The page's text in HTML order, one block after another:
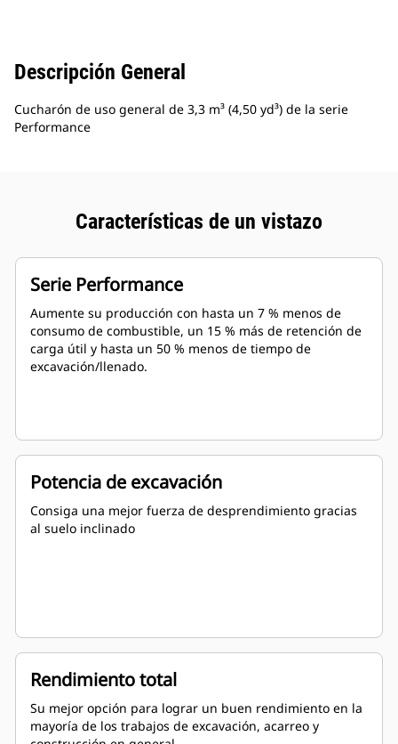
Descripción General
Cucharón de uso general de 3,3 m³ (4,50 yd³) de la serie
Performance
Características de un vistazo
Serie Performance
Aumente su producción con hasta un 7 % menos de
consumo de combustible, un 15 % más de retención de
carga útil y hasta un 50 % menos de tiempo de
excavación/llenado.
Potencia de excavación
Consiga una mejor fuerza de desprendimiento gracias
al suelo inclinado
Rendimiento total
Su mejor opción para lograr un buen rendimiento en la
mayoría de los trabajos de excavación, acarreo y